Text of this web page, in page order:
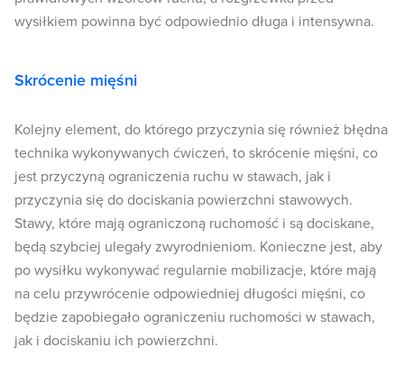
wysiłkiem powinna być odpowiednio długa i intensywna.
Skrócenie mięśni
Kolejny element, do którego przyczynia się również błędna
technika wykonywanych ćwiczeń, to skrócenie mięśni, co
jest przyczyną ograniczenia ruchu w stawach, jak i
przyczynia się do dociskania powierzchni stawowych.
Stawy, które mają ograniczoną ruchomość i są dociskane,
będą szybciej ulegały zwyrodnieniom. Konieczne jest, aby
po wysiłku wykonywać regularnie mobilizacje, które mają
na celu przywrócenie odpowiedniej długości mięśni, co
będzie zapobiegało ograniczeniu ruchomości w stawach,
jak i dociskaniu ich powierzchni.